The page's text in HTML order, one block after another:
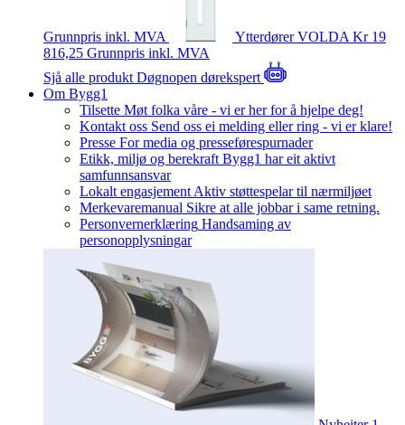
Grunnpris inkl. MVA YtterdørerVOLDA Kr 19
816,25 Grunnpris inkl. MVA
Sjå alle produkt Døgnopen dørekspert
Om Bygg1
Tilsette Møt folka våre - vi er her for å hjelpe deg!
Kontakt oss Send oss ei melding eller ring - vi er klare!
Presse For media og presseførespurnader
Etikk, miljø og berekraft Bygg1 har eit aktivt
samfunnsansvar
Lokalt engasjement Aktiv støttespelar til nærmiljøet
Merkevaremanual Sikre at alle jobbar i same retning.
Personvernerklæring Handsaming av
personopplysningar